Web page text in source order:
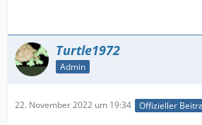
Turtle1972
Admin
22. November 2022 um 19:34 Offizieller